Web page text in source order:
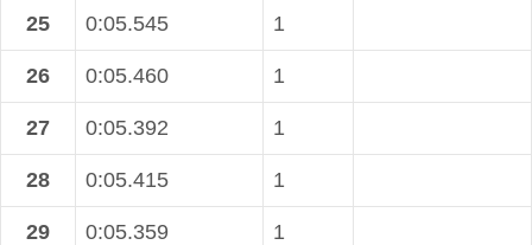
25 0:05.545 1
26 0:05.460 1
27 0:05.392 1
28 0:05.415 1
29 0:05.359 1